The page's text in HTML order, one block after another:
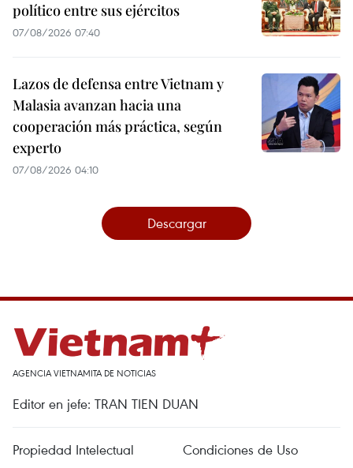
político entre sus ejércitos
07/08/2026 07:40
Lazos de defensa entre Vietnam y
Malasia avanzan hacia una
cooperación más práctica, según
experto
07/08/2026 04:10
Descargar
AGENCIA VIETNAMITA DE NOTICIAS
Editor en jefe: TRAN TIEN DUAN
Propiedad Intelectual
Condiciones de Uso